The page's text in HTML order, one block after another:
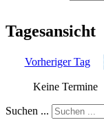
Tagesansicht
Vorheriger Tag
Keine Termine
Suchen ...